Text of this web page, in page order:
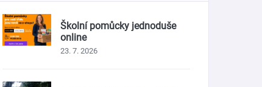
Školní pomůcky jednoduše
online
23. 7. 2026